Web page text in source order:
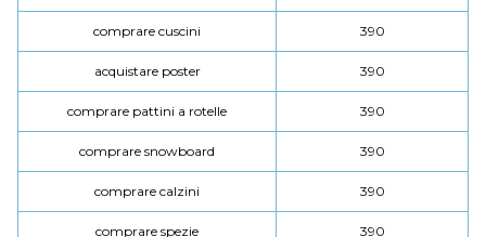
comprare cuscini 390
acquistare poster 390
comprare pattini a rotelle 390
comprare snowboard 390
comprare calzini 390
comprare spezie 390